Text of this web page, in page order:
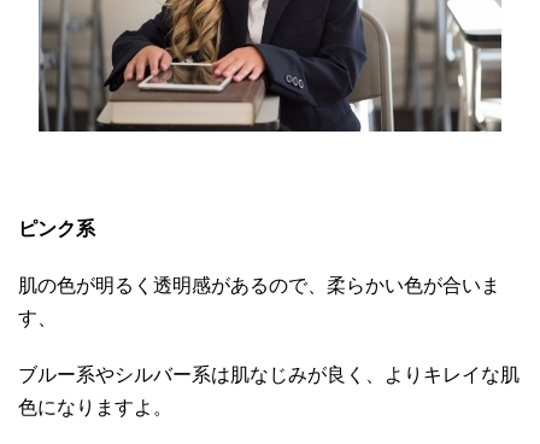
ピンク系
肌の色が明るく透明感があるので、柔らかい色が合いま
す、
ブルー系やシルバー系は肌なじみが良く、よりキレイな肌
色になりますよ。